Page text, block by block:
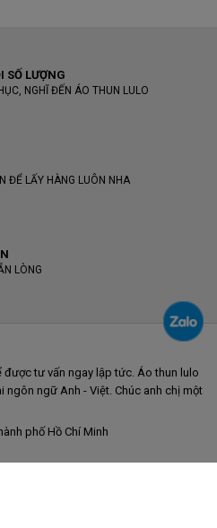
SỐ LƯỢNG
NGHĨ ĐẾN ÁO THUN LULO
ĐỂ LẤY HÀNG LUÔN NHA
LÒNG
được tư vấn ngay lập tức. Áo thun lulo
ngôn ngữ Anh - Việt. Chúc anh chị một
phố Hồ Chí Minh